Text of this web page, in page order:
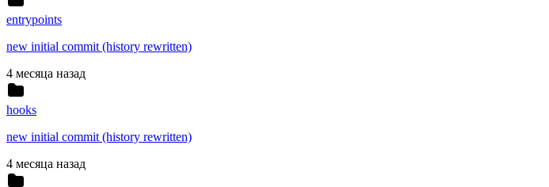
entrypoints
new initial commit (history rewritten)
4 месяца назад
hooks
new initial commit (history rewritten)
4 месяца назад